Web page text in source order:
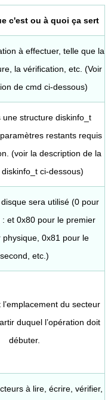
c'est ou à quoi ça sert
à effectuer, telle que la
la vérification, etc. (Voir
de cmd ci-dessous)
une structure diskinfo_t
restants requis
(voir la description de la
ci-dessous)
sera utilisé (0 pour
et 0x80 pour le premier
physique, 0x81 pour le
second, etc.)
du secteur
duquel l’opération doit
débuter.
à lire, écrire, vérifier,